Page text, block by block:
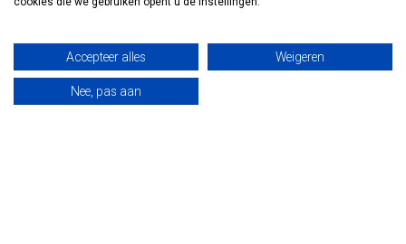
KVK nummer:85989010
Categorieën
Informatie
Accepteer alles Weigeren
Nee, pas aan